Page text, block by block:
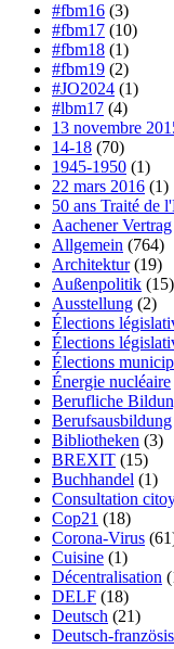
#fbm16 (3)
#fbm17 (10)
#fbm18 (1)
#fbm19 (2)
#JO2024 (1)
#lbm17 (4)
13 novembre
14-18 (70)
1945-1950 (1)
22 mars 2016 (1)
50 ans Traité de
Aachener Vertrag
Allgemein (764)
Architektur(19)
Außenpolitik (15)
Ausstellung (2)
Élections
Élections
Élections
Énergie nucléaire
Berufliche
Berufsausbildung
Bibliotheken (3)
BREXIT (15)
Buchhandel (1)
Consultation
Cop21 (18)
Corona-Virus
Cuisine (1)
Décentralisation
DELF (18)
Deutsch (21)
Deutsch-